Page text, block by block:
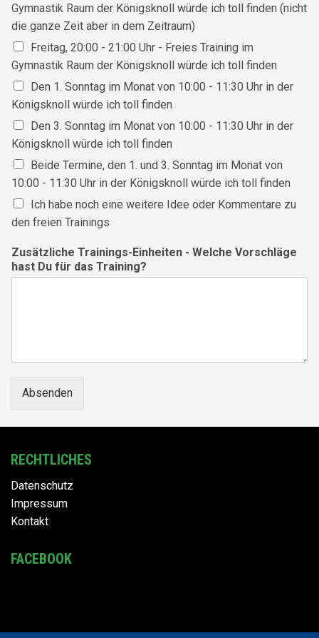
Gymnastik Raum der Königsknoll würde ich toll finden (nicht
die ganze Zeit aber in dem Zeitraum)
Freitag, 20:00 - 21:00 Uhr - Freies Training im
Gymnastik Raum der Königsknoll würde ich toll finden
Den 1. Sonntag im Monat von 10:00 - 11:30 Uhr in der
Königsknoll würde ich toll finden
Den 3. Sonntag im Monat von 10:00 - 11:30 Uhr in der
Königsknoll würde ich toll finden
Beide Termine, den 1. und 3. Sonntag im Monat von
10:00 - 11:30 Uhr in der Königsknoll würde ich toll finden
Ich habe noch eine weitere Idee oder Kommentare zu
den freien Trainings
Zusätzliche Trainings-Einheiten - Welche Vorschläge
hast Du für das Training?
Absenden
RECHTLICHES
Datenschutz
Impressum
Kontakt
FACEBOOK